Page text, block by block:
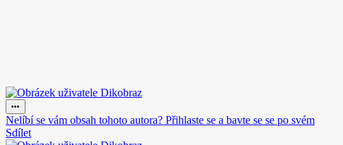
Nelíbí se vám obsah tohoto autora? Přihlaste se a bavte se se po svém
Sdílet